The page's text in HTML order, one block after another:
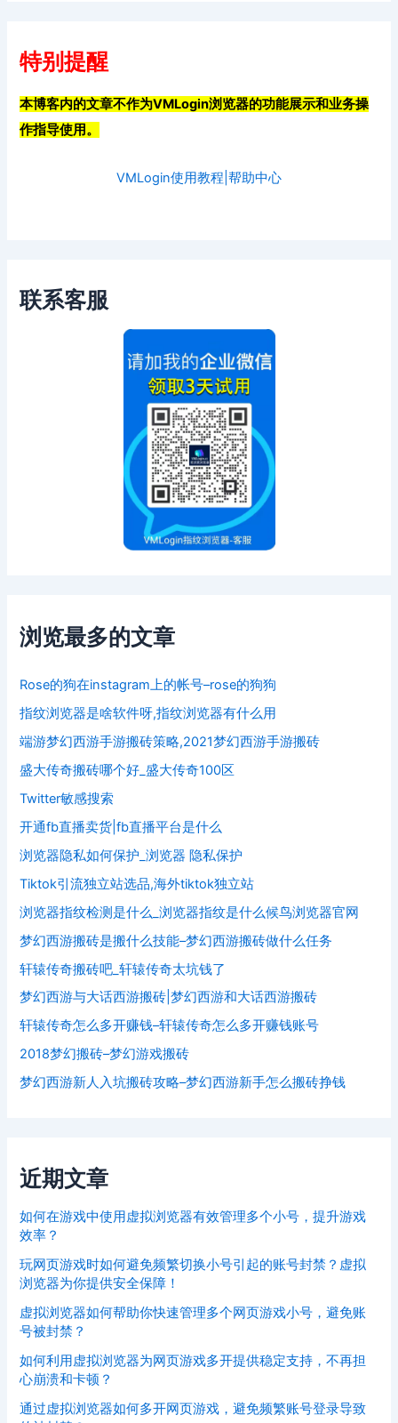
特别提醒
本博客内的文章不作为VMLogin浏览器的功能展示和业务操
作指导使用。
VMLogin使用教程|帮助中心
联系客服
浏览最多的文章
Rose的狗在instagram上的帐号–rose的狗狗
指纹浏览器是啥软件呀,指纹浏览器有什么用
端游梦幻西游手游搬砖策略,2021梦幻西游手游搬砖
盛大传奇搬砖哪个好_盛大传奇100区
Twitter敏感搜索
开通fb直播卖货|fb直播平台是什么
浏览器隐私如何保护_浏览器 隐私保护
Tiktok引流独立站选品,海外tiktok独立站
浏览器指纹检测是什么_浏览器指纹是什么候鸟浏览器官网
梦幻西游搬砖是搬什么技能–梦幻西游搬砖做什么任务
轩辕传奇搬砖吧_轩辕传奇太坑钱了
梦幻西游与大话西游搬砖|梦幻西游和大话西游搬砖
轩辕传奇怎么多开赚钱–轩辕传奇怎么多开赚钱账号
2018梦幻搬砖–梦幻游戏搬砖
梦幻西游新人入坑搬砖攻略–梦幻西游新手怎么搬砖挣钱
近期文章
如何在游戏中使用虚拟浏览器有效管理多个小号，提升游戏
效率？
玩网页游戏时如何避免频繁切换小号引起的账号封禁？虚拟
浏览器为你提供安全保障！
虚拟浏览器如何帮助你快速管理多个网页游戏小号，避免账
号被封禁？
如何利用虚拟浏览器为网页游戏多开提供稳定支持，不再担
心崩溃和卡顿？
通过虚拟浏览器如何多开网页游戏，避免频繁账号登录导致